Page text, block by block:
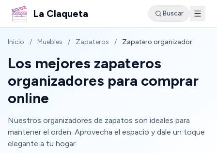
La Claqueta Buscar
Inicio / Muebles / Zapateros / Zapatero organizador
Los mejores zapateros
organizadores para comprar
online
Nuestros organizadores de zapatos son ideales para
mantener el orden. Aprovecha el espacio y dale un toque
elegante a tu hogar.